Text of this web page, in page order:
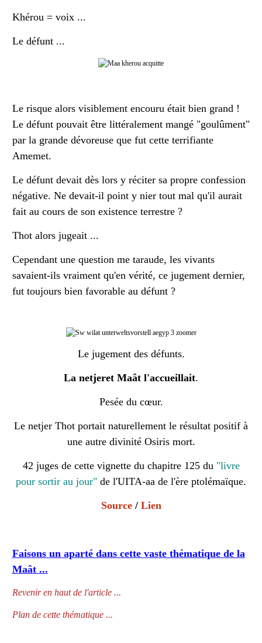
Khérou = voix ...
Le défunt ...
Le risque alors visiblement encouru était bien grand !
Le défunt pouvait être littéralement mangé "goulûment"
par la grande dévoreuse que fut cette terrifiante
Amemet.
Le défunt devait dès lors y réciter sa propre confession
négative. Ne devait-il point y nier tout mal qu'il aurait
fait au cours de son existence terrestre ?
Thot alors jugeait ...
Cependant une question me taraude, les vivants
savaient-ils vraiment qu'en vérité, ce jugement dernier,
fut toujours bien favorable au défunt ?
Le jugement des défunts.
La netjeret Maât l'accueillait.
Pesée du cœur.
Le netjer Thot portait naturellement le résultat positif à
une autre divinité Osiris mort.
42 juges de cette vignette du chapitre 125 du "livre
pour sortir au jour" de l'UITA-aa de l'ère ptolémaïque.
Source/ Lien
Faisons un aparté dans cette vaste thématique de la
Maât ...
Revenir en haut de l'article ...
Plan de cette thématique ...